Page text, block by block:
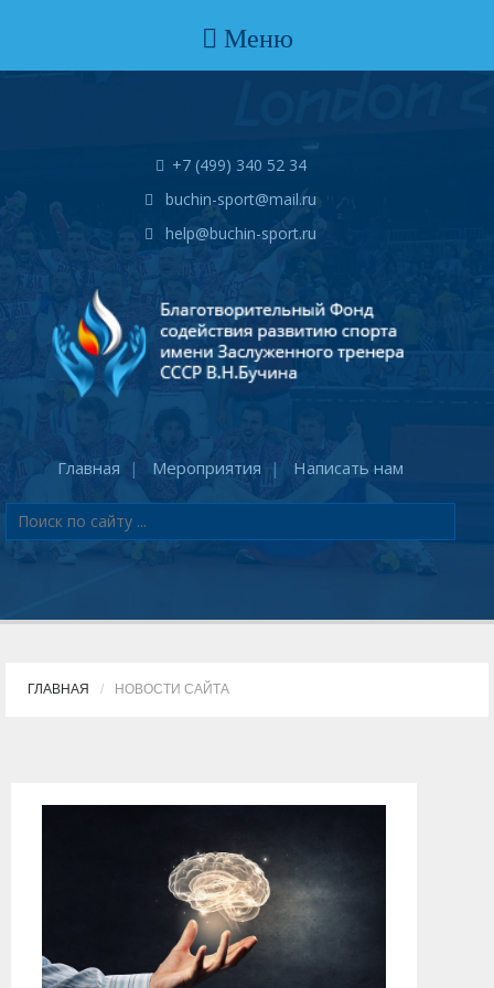
Меню
+7 (499) 340 52 34
buchin-sport@mail.ru
help@buchin-sport.ru
Главная Мероприятия Написать нам
ГЛАВНАЯ НОВОСТИ САЙТА